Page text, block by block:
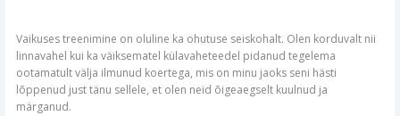
Vaikuses treenimine on oluline ka ohutuse seiskohalt. Olen korduvalt nii
linnavahel kui ka väiksematel külavaheteedel pidanud tegelema
ootamatult välja ilmunud koertega, mis on minu jaoks seni hästi
lõppenud just tänu sellele, et olen neid õigeaegselt kuulnud ja
märganud.